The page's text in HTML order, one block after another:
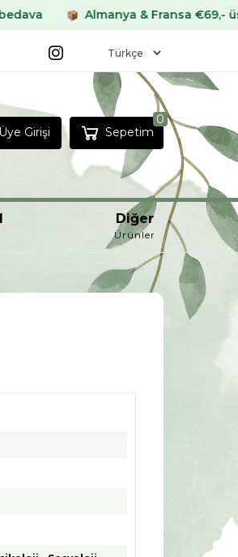
& Fransa €69,- üstü kargo
Üye Girişi Sepetim
0
Diğer
Ürünler